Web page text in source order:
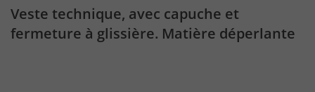
Veste technique, avec capuche et
fermeture à glissière. Matière déperlante